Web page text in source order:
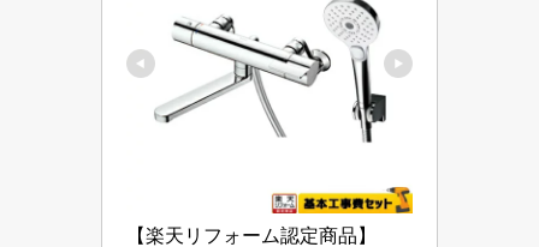
【楽天リフォーム認定商品】